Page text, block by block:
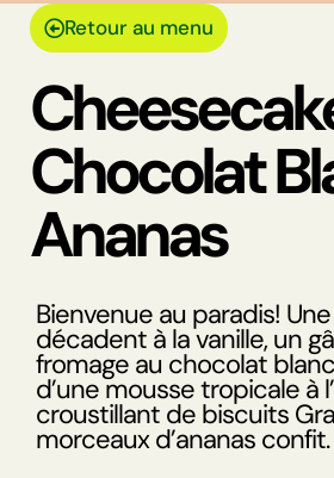
Retour au menu
Chocolat
Ananas
Bienvenue au paradis!
décadent à la vanille, un
fromage au chocolat
d’une mousse tropicale à
croustillant de biscuits
morceaux d’ananas confit.